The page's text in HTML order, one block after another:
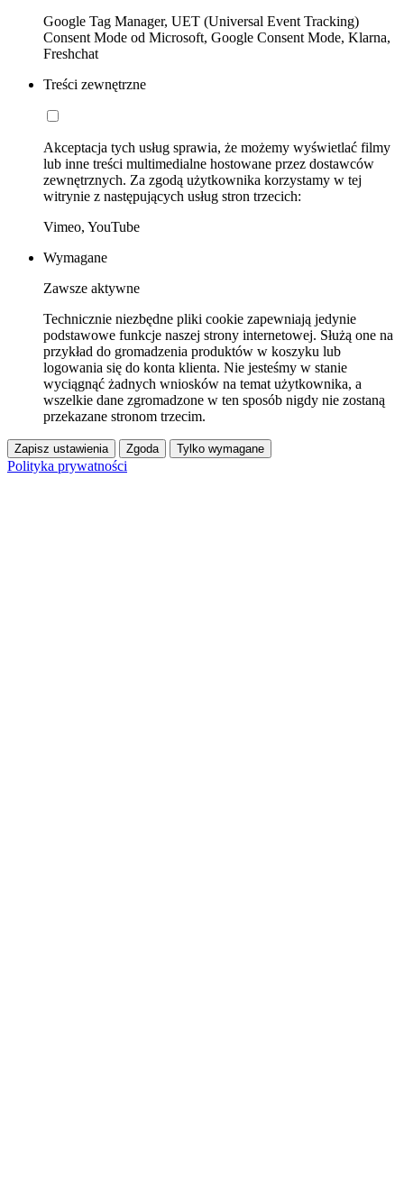
Google Tag Manager, UET (Universal Event Tracking)
Consent Mode od Microsoft, Google Consent Mode, Klarna,
Freshchat
Treści zewnętrzne
Akceptacja tych usług sprawia, że możemy wyświetlać filmy
lub inne treści multimedialne hostowane przez dostawców
zewnętrznych. Za zgodą użytkownika korzystamy w tej
witrynie z następujących usług stron trzecich:
Vimeo, YouTube
Wymagane
Zawsze aktywne
Technicznie niezbędne pliki cookie zapewniają jedynie
podstawowe funkcje naszej strony internetowej. Służą one na
przykład do gromadzenia produktów w koszyku lub
logowania się do konta klienta. Nie jesteśmy w stanie
wyciągnąć żadnych wniosków na temat użytkownika, a
wszelkie dane zgromadzone w ten sposób nigdy nie zostaną
przekazane stronom trzecim.
Zapisz ustawienia Zgoda Tylko wymagane
Polityka prywatności